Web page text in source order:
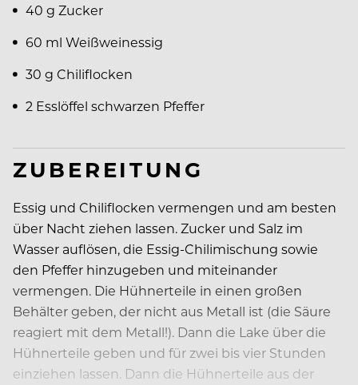
40 g Zucker
60 ml Weißweinessig
30 g Chiliflocken
2 Esslöffel schwarzen Pfeffer
ZUBEREITUNG
Essig und Chiliflocken vermengen und am besten
über Nacht ziehen lassen. Zucker und Salz im
Wasser auflösen, die Essig-Chilimischung sowie
den Pfeffer hinzugeben und miteinander
vermengen. Die Hühnerteile in einen großen
Behälter geben, der nicht aus Metall ist (die Säure
reagiert mit dem Metall!). Dann die Lake über die
Hühnerteile geben und für zwei bis vier Stunden
einziehen lassen. Dann die Hühnerteile aus der